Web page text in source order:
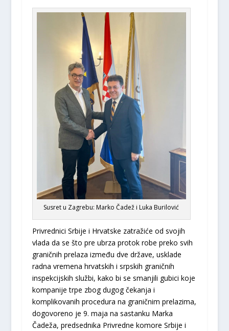
Susret u Zagrebu: Marko Čadež i Luka Burilović
Privrednici Srbije i Hrvatske zatražiće od svojih
vlada da se što pre ubrza protok robe preko svih
graničnih prelaza između dve države, usklade
radna vremena hrvatskih i srpskih graničnih
inspekcijskih službi, kako bi se smanjili gubici koje
kompanije trpe zbog dugog čekanja i
komplikovanih procedura na graničnim prelazima,
dogovoreno je 9. maja na sastanku Marka
Čadeža, predsednika Privredne komore Srbije i